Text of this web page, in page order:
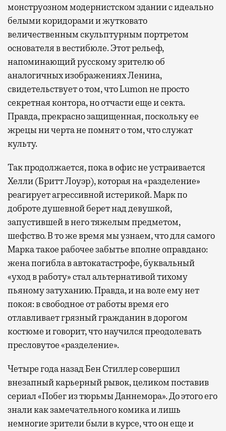
монструозном модернистском здании с идеально
белыми коридорами и жутковато
величественным скульптурным портретом
основателя в вестибюле. Этот рельеф,
напоминающий русскому зрителю об
аналогичных изображениях Ленина,
свидетельствует о том, что Lumon не просто
секретная контора, но отчасти еще и секта.
Правда, прекрасно защищенная, поскольку ее
жрецы ни черта не помнят о том, что служат
культу.
Так продолжается, пока в офис не устраивается
Хелли (Бритт Лоуэр), которая на «разделение»
реагирует агрессивной истерикой. Марк по
доброте душевной берет над девушкой,
запустившей в него тяжелым предметом,
шефство. В то же время мы узнаем, что для самого
Марка такое рабочее забытье вполне оправдано:
жена погибла в автокатастрофе, буквальный
«уход в работу» стал альтернативой тихому
пьяному затуханию. Правда, и на воле ему нет
покоя: в свободное от работы время его
отлавливает грязный гражданин в дорогом
костюме и говорит, что научился преодолевать
пресловутое «разделение».
Четыре года назад Бен Стиллер совершил
внезапный карьерный рывок, целиком поставив
сериал «Побег из тюрьмы Даннемора». До этого его
знали как замечательного комика и лишь
немногие зрители были в курсе, что он еще и